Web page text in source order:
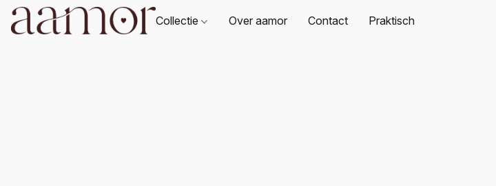
Collectie Over aamor Contact Praktisch